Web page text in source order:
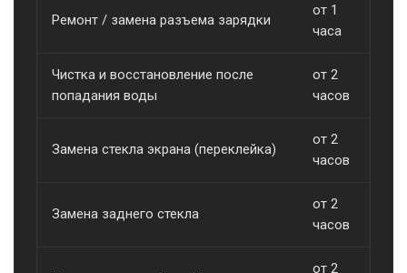
Ремонт / замена разъема зарядки
от 1
часа
Чистка и восстановление после
попадания воды
от 2
часов
Замена стекла экрана (переклейка)
от 2
часов
Замена заднего стекла
от 2
часов
от 2